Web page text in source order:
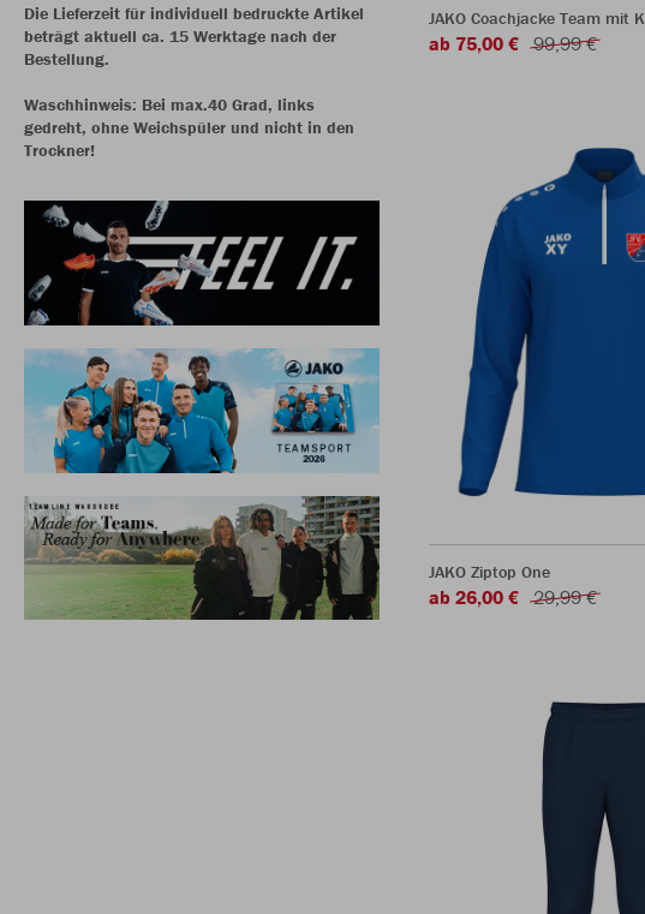
Die Lieferzeit für individuell bedruckte Artikel
beträgt aktuell ca. 15 Werktage nach der
Bestellung.
Waschhinweis: Bei max.40 Grad, links
gedreht, ohne Weichspüler und nicht in den
Trockner!
JAKO Coachjacke Team mit
ab 75,00 € 99,99 €
JAKO Ziptop One
ab 26,00 € 29,99 €